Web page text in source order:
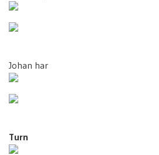
Johan har
Turn